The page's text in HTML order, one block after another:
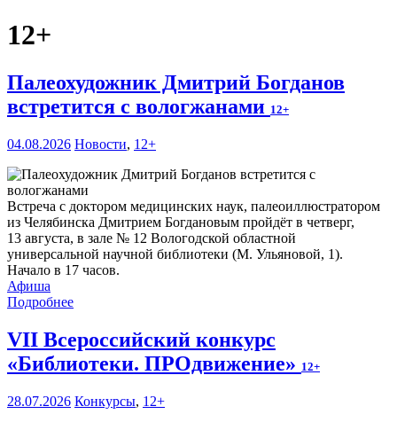
12+
Палеохудожник Дмитрий Богданов
встретится с вологжанами 12+
04.08.2026 Новости, 12+
Встреча с доктором медицинских наук, палеоиллюстратором
из Челябинска Дмитрием Богдановым пройдёт в четверг,
13 августа, в зале № 12 Вологодской областной
универсальной научной библиотеки (М. Ульяновой, 1).
Начало в 17 часов.
Афиша
Подробнее
VII Всероссийский конкурс
«Библиотеки. ПРОдвижение» 12+
28.07.2026 Конкурсы, 12+